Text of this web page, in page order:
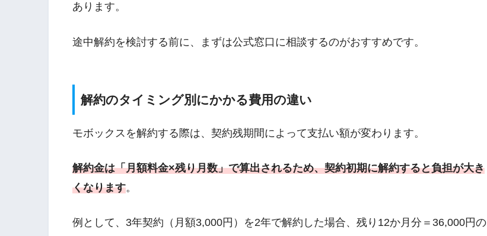
あります。
途中解約を検討する前に、まずは公式窓口に相談するのがおすすめです。
解約のタイミング別にかかる費用の違い
モボックスを解約する際は、契約残期間によって支払い額が変わります。
解約金は「月額料金×残り月数」で算出されるため、契約初期に解約すると負担が大き
くなります。
例として、3年契約（月額3,000円）を2年で解約した場合、残り12か月分＝36,000円の